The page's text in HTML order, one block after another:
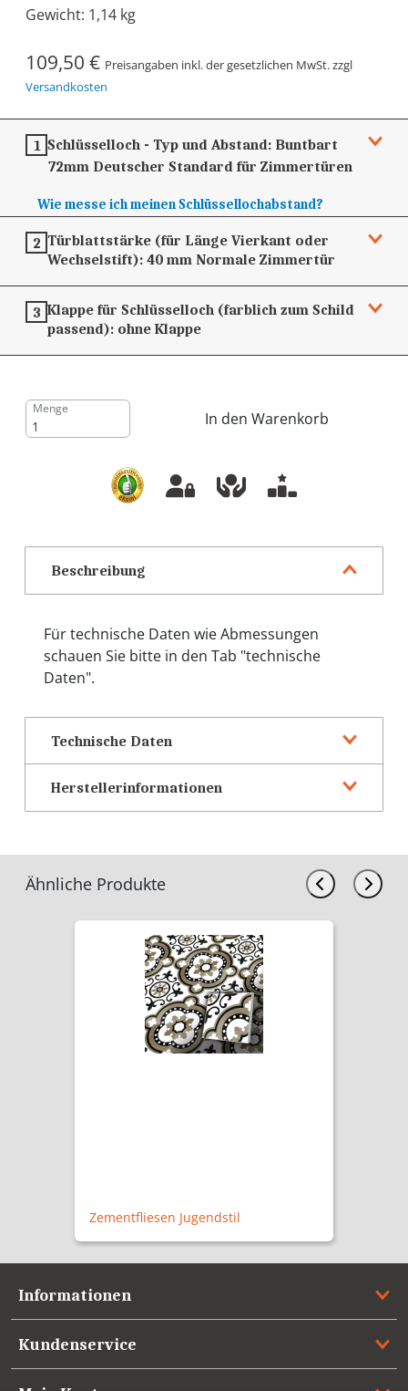
Gewicht: 1,14 kg
109,50 € Preisangaben inkl. der gesetzlichen MwSt. zzgl
Versandkosten
1 Schlüsselloch - Typ und Abstand: Buntbart
72mm Deutscher Standard für Zimmertüren
Wie messe ich meinen Schlüssellochabstand?
2 Türblattstärke (für Länge Vierkant oder
Wechselstift):40 mm Normale Zimmertür
3 Klappe für Schlüsselloch (farblich zum Schild
passend): ohne Klappe
Menge
In den Warenkorb
Beschreibung
Für technische Daten wie Abmessungen
schauen Sie bitte in den Tab "technische
Daten".
Technische Daten
Herstellerinformationen
Ähnliche Produkte
Zementfliesen Jugendstil
Informationen
Kundenservice